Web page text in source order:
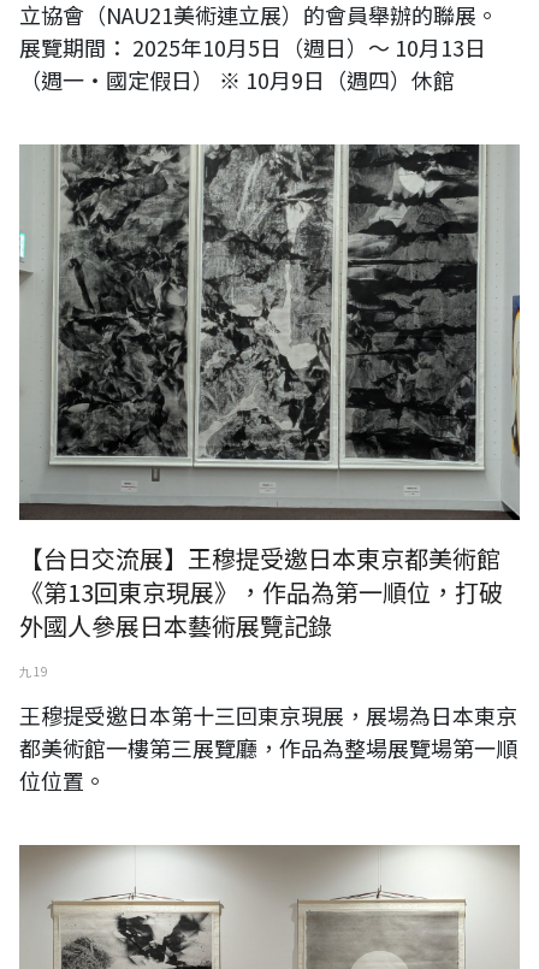
立協會（NAU21美術連立展）的會員舉辦的聯展。
展覽期間： 2025年10月5日（週日）～ 10月13日
（週一・國定假日） ※ 10月9日（週四）休館
王穆提受邀日本第十三回東京現展，展場為東京都美術館
【台日交流展】王穆提受邀日本東京都美術館
《第13回東京現展》，作品為第一順位，打破
外國人參展日本藝術展覽記錄
九 19
王穆提受邀日本第十三回東京現展，展場為日本東京
都美術館一樓第三展覽廳，作品為整場展覽場第一順
位位置。
王穆提受邀日本橫濱57回神奈川現展，展場為日本橫濱第一座美術館：